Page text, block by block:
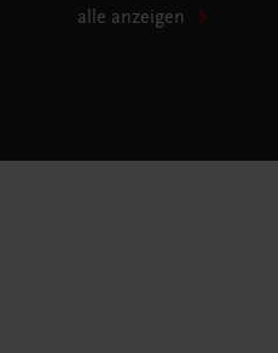
alle anzeigen